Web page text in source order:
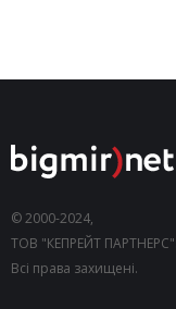
© 2000-2024,
ТОВ "КЕПРЕЙТ ПАРТНЕРС".
Всі права захищені.